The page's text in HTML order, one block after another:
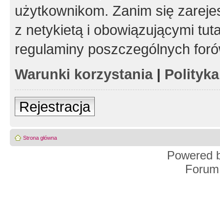
użytkownikom. Zanim się
z netykietą i obowiązującymi
regulaminy poszczególnych
Warunki korzystania|
Rejestracja
Strona główna
Powered